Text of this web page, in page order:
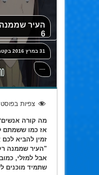
העיר
6
31 במרץ 2016
----
צפיות
מה קורה
אז כמו ששמתם
זמין להביא
"העיר שממנה
אבל למזלי,
שתמיד מוכנים